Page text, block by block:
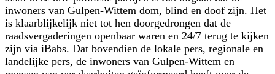
inwoners van Gulpen-Wittem dom, blind en doof zijn. Het
is klaarblijkelijk niet tot hen doorgedrongen dat de
raadsvergaderingen openbaar waren en 24/7 terug te kijken
zijn via iBabs. Dat bovendien de lokale pers, regionale en
landelijke pers, de inwoners van Gulpen-Wittem en